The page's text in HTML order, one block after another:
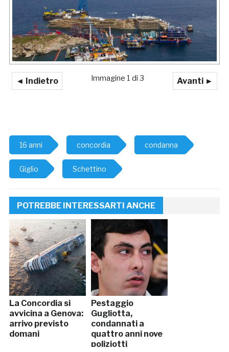
◄ Indietro Avanti ►
Immagine 1 di 3
16 anni concordia condanna
Giglio Schettino
POTREBBE INTERESSARTI ANCHE
La Concordia si
avvicina a Genova:
arrivo previsto
domani
Pestaggio
Gugliotta,
condannati a
quattro anni nove
poliziotti